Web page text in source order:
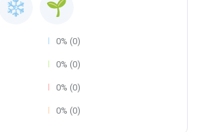
0% (0)
0% (0)
0% (0)
0% (0)